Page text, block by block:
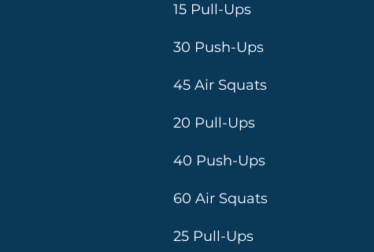
15 Pull-Ups
30 Push-Ups
45 Air Squats
20 Pull-Ups
40 Push-Ups
60 Air Squats
25 Pull-Ups